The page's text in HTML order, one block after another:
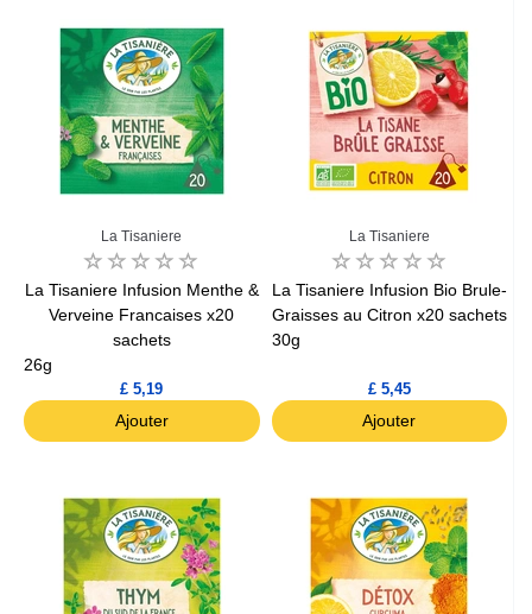
La Tisaniere
La Tisaniere Infusion Menthe &
Verveine Francaises x20
sachets
26g
£ 5,19
Ajouter
La Tisaniere
La Tisaniere Infusion Bio Brule-
Graisses au Citron x20 sachets
30g
£ 5,45
Ajouter